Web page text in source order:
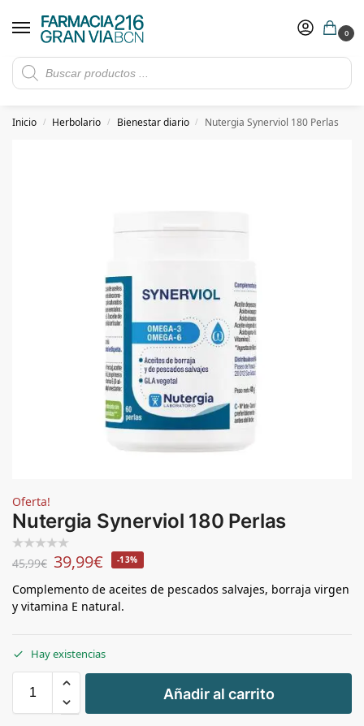
0
Rebajas de verano hasta -30%
​ 5€ de descuento con el cupón 5GRANVIA (compras superiores a 150€)
Inicio / Herbolario / Bienestar diario / Nutergia Synerviol 180 Perlas
Oferta!
Nutergia Synerviol 180 Perlas
45,99€ 39,99€ -13%
Complemento de aceites de pescados salvajes, borraja virgen
y vitamina E natural.
Hay existencias
+
-
Añadir al carrito